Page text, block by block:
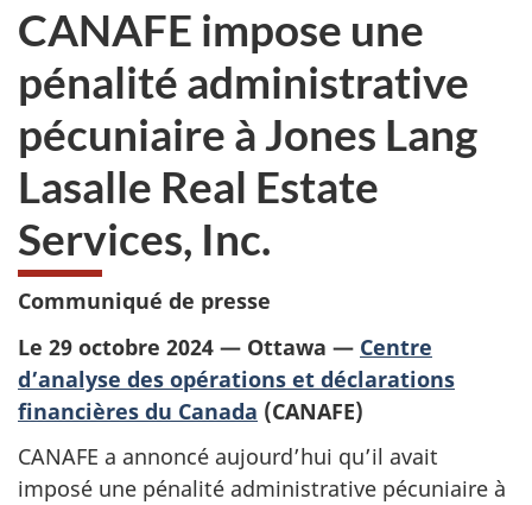
CANAFE impose une
pénalité administrative
pécuniaire à Jones Lang
Lasalle Real Estate
Services, Inc.
Communiqué de presse
Le 29 octobre 2024 — Ottawa — Centre
d’analyse des opérations et déclarations
financières du Canada (CANAFE)
CANAFE a annoncé aujourd’hui qu’il avait
imposé une pénalité administrative pécuniaire à